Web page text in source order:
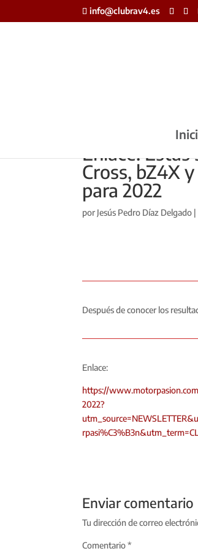
info@clubrav4.es
Enlace:
Cross, bZ4X
para 2022
por Jesús Pedro Díaz Delgado |
Después de conocer los
Enlace:
https://
2022?
Enviar comentario
Tu dirección de correo
Comentario*